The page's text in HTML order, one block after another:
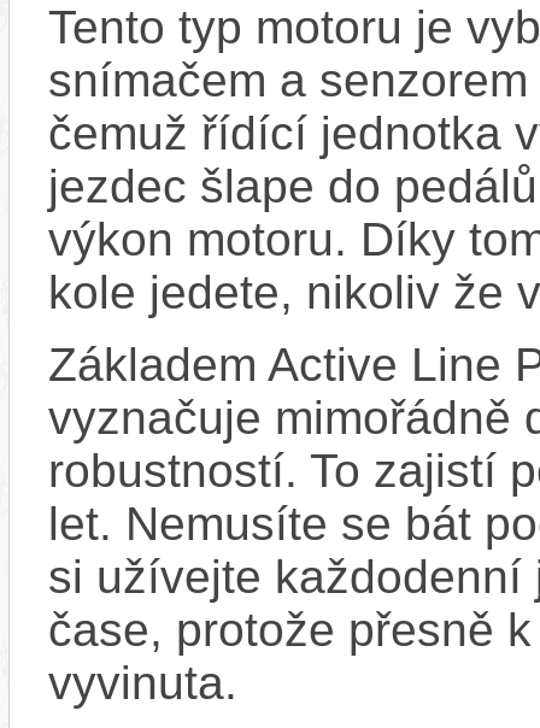
Tento typ motoru je
snímačem a
čemuž řídící jednotka
jezdec šlape do
výkon motoru. Díky
kole jedete, nikoliv že
Základem Active Line
vyznačuje mimořádně
robustností. To zajistí
let. Nemusíte se bát
si užívejte
čase, protože přesně
vyvinuta.